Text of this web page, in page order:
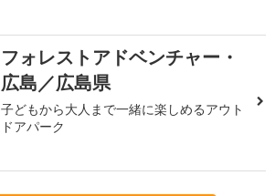
フォレストアドベンチャー・
広島／広島県
子どもから大人まで一緒に楽しめるアウト
ドアパーク